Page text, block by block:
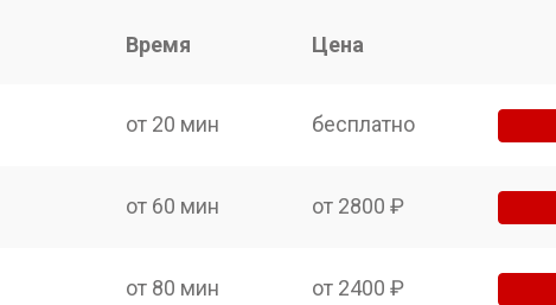
Время Цена
от 20 мин бесплатно
от 60 мин от 2800 ₽
от 80 мин от 2400 ₽